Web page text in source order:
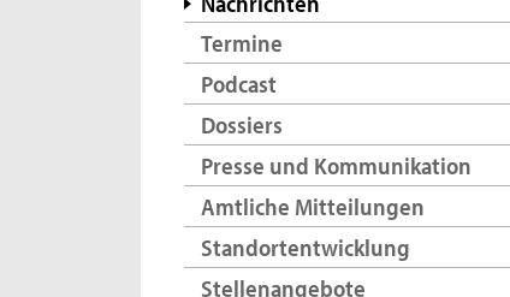
Termine
Podcast
Dossiers
Presse und Kommunikation
Amtliche Mitteilungen
Standortentwicklung
Stellenangebote